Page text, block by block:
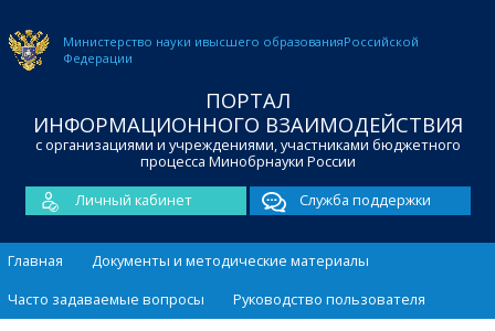
Министерство науки ивысшего образованияРоссийской
Федерации
ПОРТАЛ
ИНФОРМАЦИОННОГО ВЗАИМОДЕЙСТВИЯ
с организациями и учреждениями, участниками бюджетного
процесса Минобрнауки России
Личный кабинет
Служба поддержки
Главная
Документы и методические материалы
Часто задаваемые вопросы
Руководство пользователя